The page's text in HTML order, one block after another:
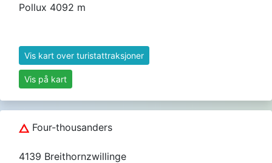
Pollux 4092 m
Vis kart over turistattraksjoner
Vis på kart
Four-thousanders
4139 Breithornzwillinge